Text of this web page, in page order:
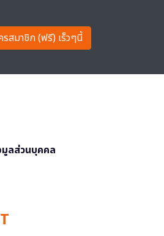
รสมาชิก (ฟรี) เร็วๆนี้
ลส่วนบุคคล